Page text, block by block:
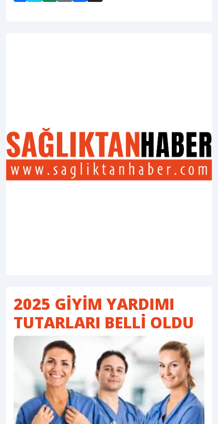
2025 GİYİM YARDIMI
TUTARLARI BELLİ OLDU